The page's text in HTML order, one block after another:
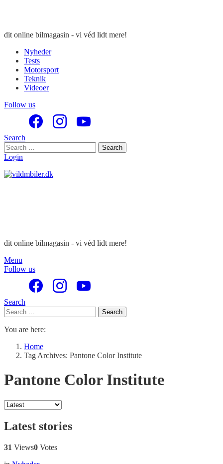
dit online bilmagasin - vi véd lidt mere!
Nyheder
Tests
Motorsport
Teknik
Videoer
Follow us
Search
Search
for:
Search
Login
dit online bilmagasin - vi véd lidt mere!
Menu
Follow us
Search
Search
for:
Search
You are here:
Home
Tag Archives: Pantone Color Institute
Pantone Color Institute
Latest stories
31 Views0 Votes